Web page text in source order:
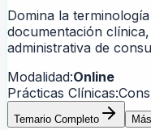
Domina la
documentación
administrativa de
Modalidad:Online
Prácticas Clínicas:
Temario Completo